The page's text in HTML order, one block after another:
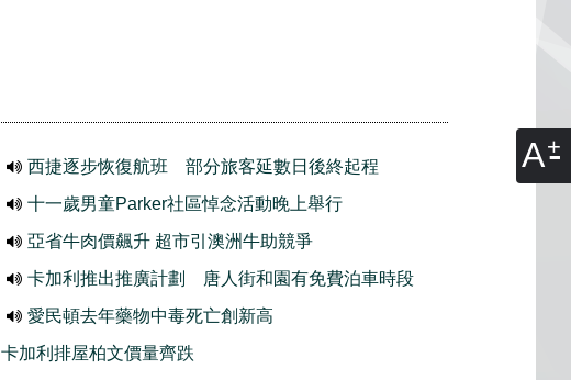
A
西捷逐步恢復航班 部分旅客延數日後終起程
十一歲男童Parker社區悼念活動晚上舉行
亞省牛肉價飆升 超市引澳洲牛助競爭
卡加利推出推廣計劃 唐人街和園有免費泊車時段
愛民頓去年藥物中毒死亡創新高
卡加利排屋柏文價量齊跌